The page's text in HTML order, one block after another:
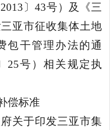
2013 〕 43号） 及《三
亚市征收集体土地
包干管理办法的通
25号 ）相关规定执
偿标准
府关于印发三亚市集